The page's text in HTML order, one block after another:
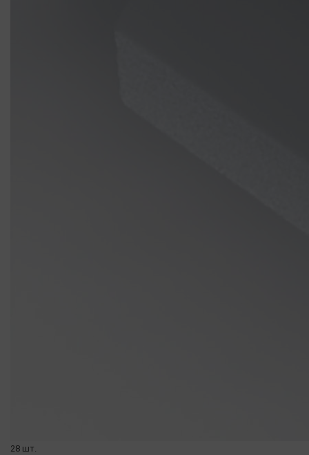
28 шт.